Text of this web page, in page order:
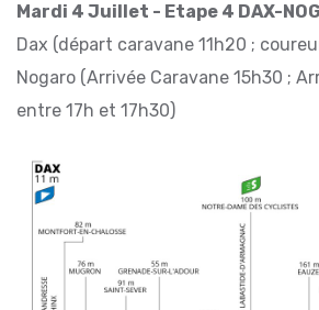
Mardi 4 Juillet - Etape 4 DAX-
Dax (départ caravane 11h20 ;
Nogaro (Arrivée Caravane 15h30 ;
entre 17h et 17h30)